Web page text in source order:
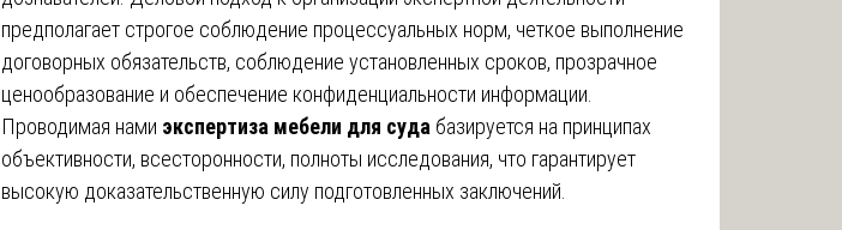
предполагает строгое соблюдение процессуальных норм, четкое выполнение
договорных обязательств, соблюдение установленных сроков, прозрачное
ценообразование и обеспечение конфиденциальности информации.
Проводимая нами экспертиза мебели для суда базируется на принципах
объективности, всесторонности, полноты исследования, что гарантирует
высокую доказательственную силу подготовленных заключений.